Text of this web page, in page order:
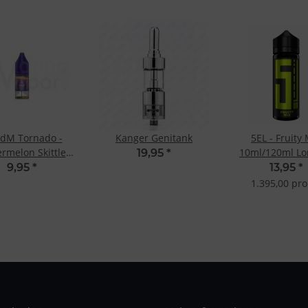
Tornado -
Skittle
10ml 20mg
9,95 *
Kanger Genitank
19,95 *
5EL - Fruity
10ml/120ml
Aroma
13,95 *
1.395,00